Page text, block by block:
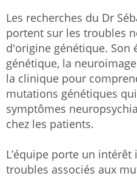
Les recherches du Dr
portent sur les troubles
d'origine génétique. Son
génétique, la
la clinique pour
mutations génétiques
symptômes
chez les patients.
L’équipe porte un
troubles associés aux